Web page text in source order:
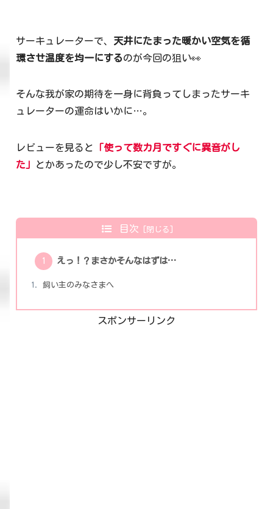
サーキュレーターで、 天井にたまった暖かい空気を循
環させ温度を均一にするのが今回の狙い👀
そんな我が家の期待を一身に背負ってしまったサーキ
ュレーターの運命はいかに…。
レビューを見ると
「使って数カ月ですぐに異音がし
た」
とかあったので少し不安ですが。
目次
えっ！？まさかそんなはずは…
飼い主のみなさまへ
スポンサーリンク